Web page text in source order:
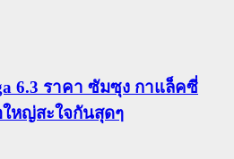
6.3 ราคา ซัมซุง กาแล็คซี่
ใหญ่สะใจกันสุดๆ